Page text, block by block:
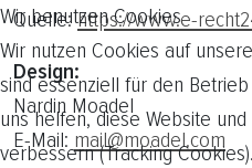
Quelle:https://www.e-
Design:
Nardin Moadel
E-Mail: mail@moadel.com
Wir benutzen Cookies
Wir nutzen Cookies auf
sind essenziell für den
uns helfen, diese Website
verbessern (Tracking